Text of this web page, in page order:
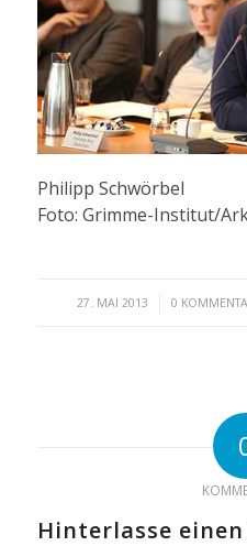
Philipp Schwörbel
Foto: Grimme-Institut/
27. MAI 2013
/ 0 /
Hinterlasse